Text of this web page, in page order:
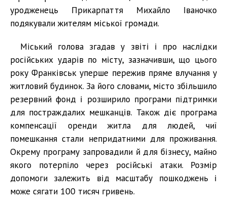
уродженець Прикарпаття Михайло Іваночко
подякували жителям міської громади.
Міський голова згадав у звіті і про наслідки
російських ударів по місту, зазначивши, що цього
року Франківськ уперше пережив пряме влучання у
житловий будинок. За його словами, місто збільшило
резервний фонд і розширило програми підтримки
для постраждалих мешканців. Також діє програма
компенсації оренди житла для людей, чиї
помешкання стали непридатними для проживання.
Окрему програму запровадили й для бізнесу, майно
якого потерпіло через російські атаки. Розмір
допомоги залежить від масштабу пошкоджень і
може сягати 100 тисяч гривень.